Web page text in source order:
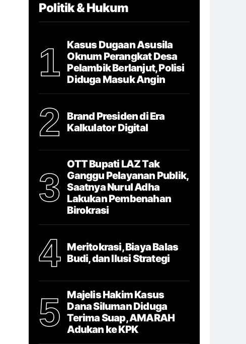
Politik & Hukum
1
Kasus Dugaan Asusila
Oknum Perangkat Desa
Pelambik Berlanjut, Polisi
Diduga Masuk Angin
2
Brand Presiden di Era
Kalkulator Digital
3
OTT Bupati LAZ Tak
Ganggu Pelayanan Publik,
Saatnya Nurul Adha
Lakukan Pembenahan
Birokrasi
4
Meritokrasi, Biaya Balas
Budi, dan Ilusi Strategi
5
Majelis Hakim Kasus
Dana Siluman Diduga
Terima Suap, AMARAH
Adukan ke KPK